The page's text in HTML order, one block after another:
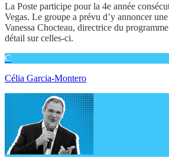
La Poste participe pour la 4e année
Vegas. Le groupe a prévu d’y annoncer
Vanessa Chocteau, directrice du
détail sur celles-ci.
C
Célia Garcia-Montero